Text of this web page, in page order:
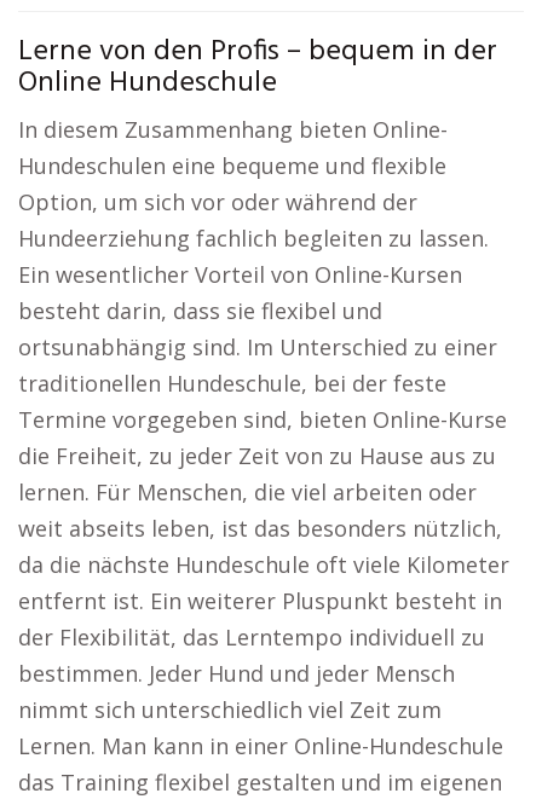
Lerne von den Profis – bequem in der
Online Hundeschule
In diesem Zusammenhang bieten Online-
Hundeschulen eine bequeme und flexible
Option, um sich vor oder während der
Hundeerziehung fachlich begleiten zu lassen.
Ein wesentlicher Vorteil von Online-Kursen
besteht darin, dass sie flexibel und
ortsunabhängig sind. Im Unterschied zu einer
traditionellen Hundeschule, bei der feste
Termine vorgegeben sind, bieten Online-Kurse
die Freiheit, zu jeder Zeit von zu Hause aus zu
lernen. Für Menschen, die viel arbeiten oder
weit abseits leben, ist das besonders nützlich,
da die nächste Hundeschule oft viele Kilometer
entfernt ist. Ein weiterer Pluspunkt besteht in
der Flexibilität, das Lerntempo individuell zu
bestimmen. Jeder Hund und jeder Mensch
nimmt sich unterschiedlich viel Zeit zum
Lernen. Man kann in einer Online-Hundeschule
das Training flexibel gestalten und im eigenen